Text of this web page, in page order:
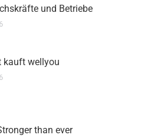
und Betriebe
kauft wellyou
than ever